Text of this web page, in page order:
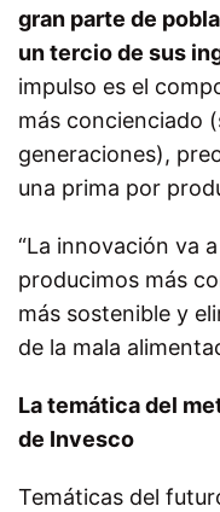
gran parte de
un tercio de sus
impulso es el
más concienciado
generaciones),
una prima por
“La innovación va
producimos más
más sostenible y
de la mala
La temática del
de Invesco
Temáticas del